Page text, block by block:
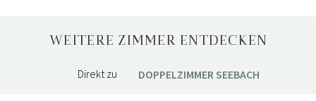
WEITERE ZIMMER ENTDECKEN
Direkt zu DOPPELZIMMER SEEBACH